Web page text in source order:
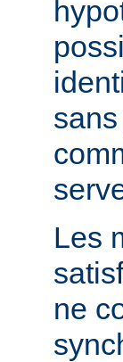
Les
ne